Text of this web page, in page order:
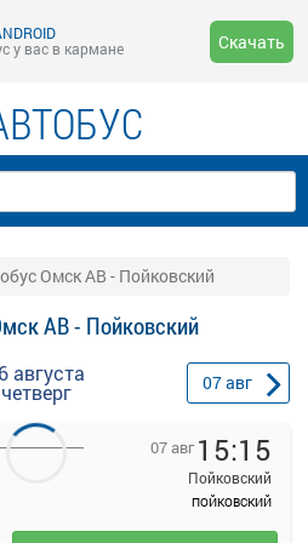
у вас в кармане
Скачать
Омск АВ - Пойковский
АВ - Пойковский
августа
четверг 07авг
07 авг 15:15
Пойковский
ПОЙКОВСКИЙ
ознакомиться с расписанием и
Омск АВ - Пойковский.